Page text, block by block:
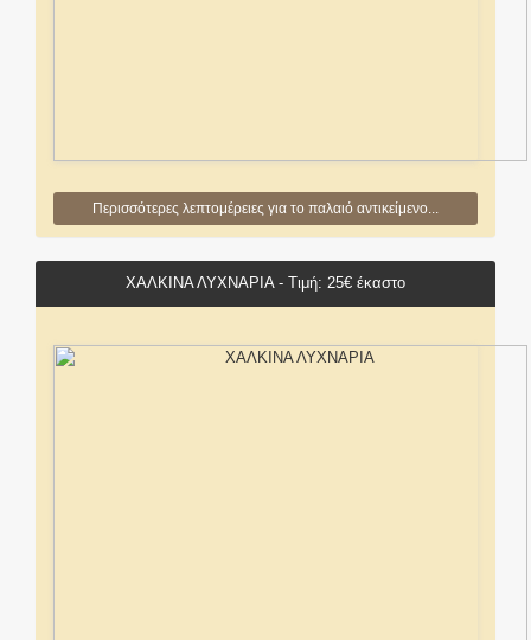
Περισσότερες λεπτομέρειες για το παλαιό αντικείμενο...
ΧΑΛΚΙΝΑ ΛΥΧΝΑΡΙΑ - Τιμή: 25€ έκαστο